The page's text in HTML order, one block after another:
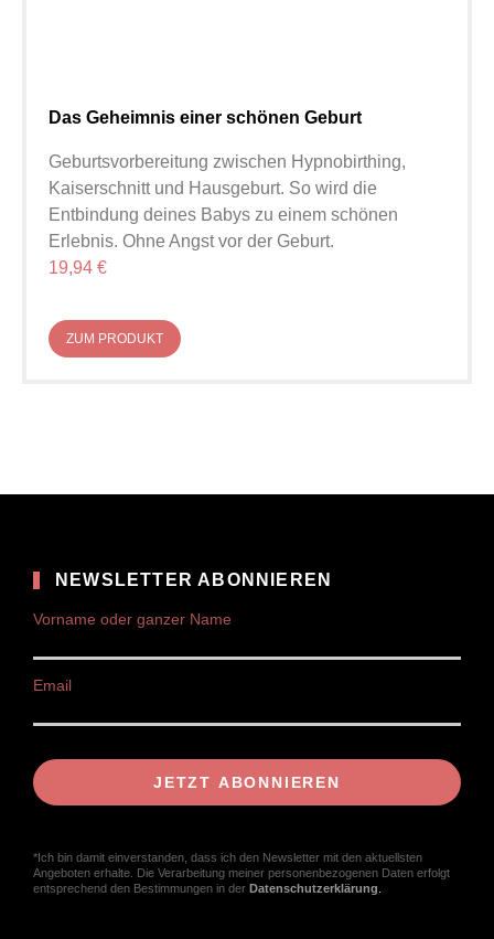
Das Geheimnis einer schönen Geburt
Geburtsvorbereitung zwischen Hypnobirthing,
Kaiserschnitt und Hausgeburt. So wird die
Entbindung deines Babys zu einem schönen
Erlebnis. Ohne Angst vor der Geburt.
19,94 €
ZUM PRODUKT
NEWSLETTER ABONNIEREN
Vorname oder ganzer Name
Email
*Ich bin damit einverstanden, dass ich den Newsletter mit den aktuellsten
Angeboten erhalte. Die Verarbeitung meiner personenbezogenen Daten erfolgt
entsprechend den Bestimmungen in der Datenschutzerklärung